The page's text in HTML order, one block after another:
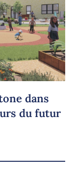
dans
du futur